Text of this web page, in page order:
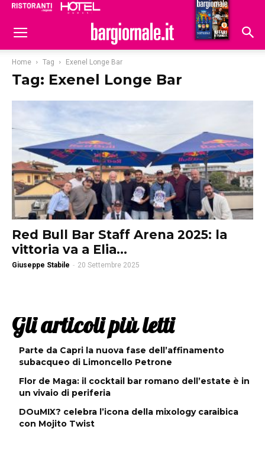
Hoteldomani
Home Tag Exenel Longe Bar
Tag: Exenel Longe Bar
Red Bull Bar Staff Arena 2025: la
vittoria va a Elia...
Giuseppe Stabile - 20 Settembre 2025
Gli articoli più letti
Parte da Capri la nuova fase dell’affinamento
subacqueo di Limoncello Petrone
Flor de Maga: il cocktail bar romano dell’estate è in
un vivaio di periferia
DOuMIX? celebra l’icona della mixology caraibica
con Mojito Twist